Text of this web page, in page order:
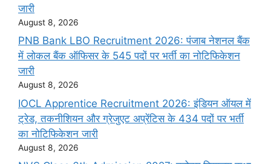
जारी
August 8, 2026
PNB Bank LBO Recruitment 2026: पंजाब नेशनल बैंक
में लोकल बैंक ऑफिसर के 545 पदों पर भर्ती का नोटिफिकेशन
जारी
August 8, 2026
IOCL Apprentice Recruitment 2026: इंडियन ऑयल में
ट्रेड, तकनीशियन और ग्रेजुएट अप्रेंटिस के 434 पदों पर भर्ती
का नोटिफिकेशन जारी
August 8, 2026